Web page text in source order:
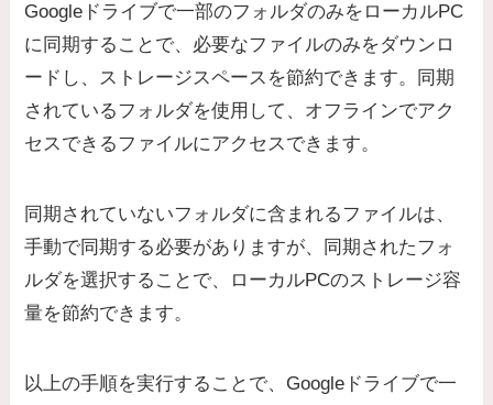
Googleドライブで一部のフォルダのみをローカルPC
に同期することで、必要なファイルのみをダウンロ
ードし、ストレージスペースを節約できます。同期
されているフォルダを使用して、オフラインでアク
セスできるファイルにアクセスできます。
同期されていないフォルダに含まれるファイルは、
手動で同期する必要がありますが、同期されたフォ
ルダを選択することで、ローカルPCのストレージ容
量を節約できます。
以上の手順を実行することで、Googleドライブで一